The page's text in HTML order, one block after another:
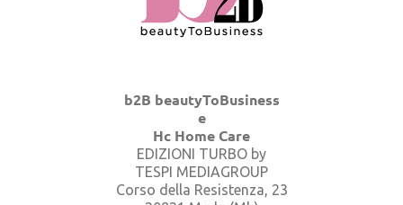
b2B beautyToBusiness
e
Hc Home Care
EDIZIONI TURBO by
TESPI MEDIAGROUP
Corso della Resistenza, 23